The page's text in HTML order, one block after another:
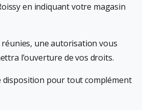
en indiquant votre magasin
une autorisation vous
l’ouverture de vos droits.
disposition pour tout complément